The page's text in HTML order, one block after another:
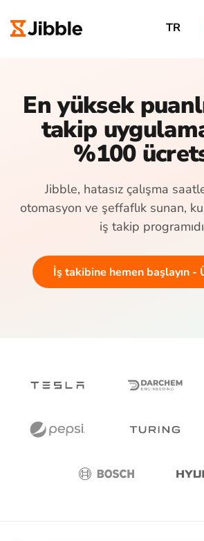
TR
En yüksek
takip
%100
Jibble, hatasız çalışma
otomasyon ve şeffaflık sunan,
iş takip
İş takibine hemen başlayın -